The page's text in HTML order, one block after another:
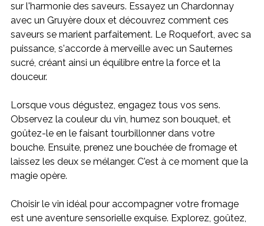
sur l'harmonie des saveurs. Essayez un Chardonnay
avec un Gruyère doux et découvrez comment ces
saveurs se marient parfaitement. Le Roquefort, avec sa
puissance, s'accorde à merveille avec un Sauternes
sucré, créant ainsi un équilibre entre la force et la
douceur.
Lorsque vous dégustez, engagez tous vos sens.
Observez la couleur du vin, humez son bouquet, et
goûtez-le en le faisant tourbillonner dans votre
bouche. Ensuite, prenez une bouchée de fromage et
laissez les deux se mélanger. C'est à ce moment que la
magie opère.
Choisir le vin idéal pour accompagner votre fromage
est une aventure sensorielle exquise. Explorez, goûtez,